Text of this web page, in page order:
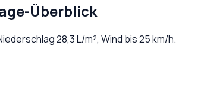
Überblick
28,3L/m², Wind bis25km/h.